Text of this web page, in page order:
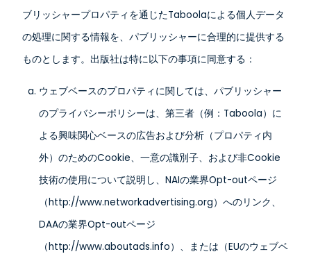
ブリッシャープロパティを通じたTaboolaによる個人データ
の処理に関する情報を、パブリッシャーに合理的に提供する
ものとします。出版社は特に以下の事項に同意する：
ウェブベースのプロパティに関しては、パブリッシャー
のプライバシーポリシーは、第三者（例：Taboola）に
よる興味関心ベースの広告および分析（プロパティ内
外）のためのCookie、一意の識別子、および非Cookie
技術の使用について説明し、NAIの業界Opt-outページ
（http://www.networkadvertising.org）へのリンク、
DAAの業界Opt-outページ
（http://www.aboutads.info）、または（EUのウェブベ